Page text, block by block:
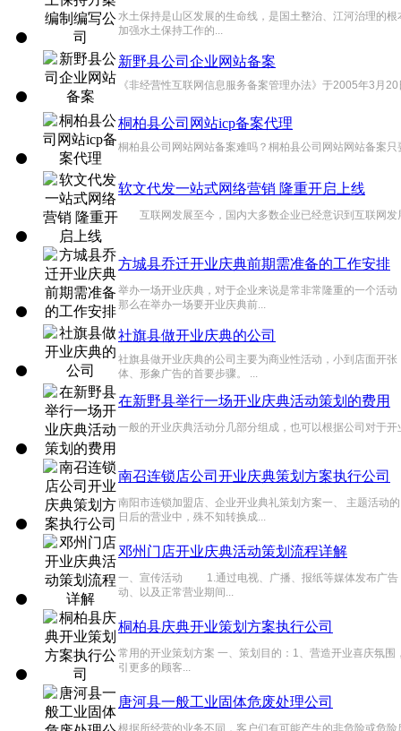
水土保持是山区发展的生命线，是国土整治、江河治理的
加强水土保持工作的...
新野县公司企业网站备案
《非经营性互联网信息服务备案管理办法》于2005年3月20
桐柏县公司网站icp备案代理
桐柏县公司网站网站备案难吗？桐柏县公司网站网站备案只
软文代发一站式网络营销 隆重开启上线
互联网发展至今，国内大多数企业已经意识到互联网发
方城县乔迁开业庆典前期需准备的工作安排
举办一场开业庆典，对于企业来说是常非常隆重的一个活
那么在举办一场要开业庆典前...
社旗县做开业庆典的公司
社旗县做开业庆典的公司主要为商业性活动，小到店面开
体、形象广告的首要步骤。 ...
在新野县举行一场开业庆典活动策划的费用
一般的开业庆典活动分几部分组成，也可以根据公司对于开
南召连锁店公司开业庆典策划方案执行公司
南阳市连锁加盟店、企业开业典礼策划方案一、 主题活动
日后的营业中，殊不知转换成...
邓州门店开业庆典活动策划流程详解
一、宣传活动 1.通过电视、广播、报纸等媒体发布广告
动、以及正常营业期间...
桐柏县庆典开业策划方案执行公司
常用的开业策划方案 一、策划目的：1、营造开业喜庆氛
引更多的顾客...
唐河县一般工业固体危废处理公司
根据所经营的业务不同，客户们有可能产生的非危险或危